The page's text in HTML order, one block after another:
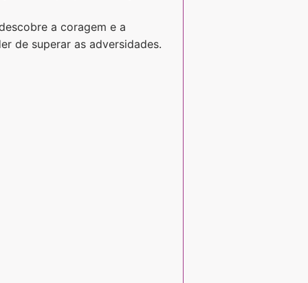
a coragem e a
de superar as adversidades.